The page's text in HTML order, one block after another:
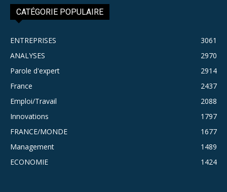
CATÉGORIE POPULAIRE
ENTREPRISES
3061
ANALYSES
2970
Parole d'expert
2914
France
2437
Emploi/Travail
2088
Innovations
1797
FRANCE/MONDE
1677
Management
1489
ECONOMIE
1424